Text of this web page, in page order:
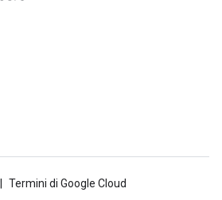
Termini di Google Cloud